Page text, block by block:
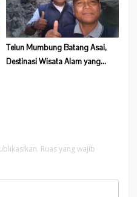
Telun Mumbung Batang Asai,
Destinasi Wisata Alam yang
Ruas yang wajib